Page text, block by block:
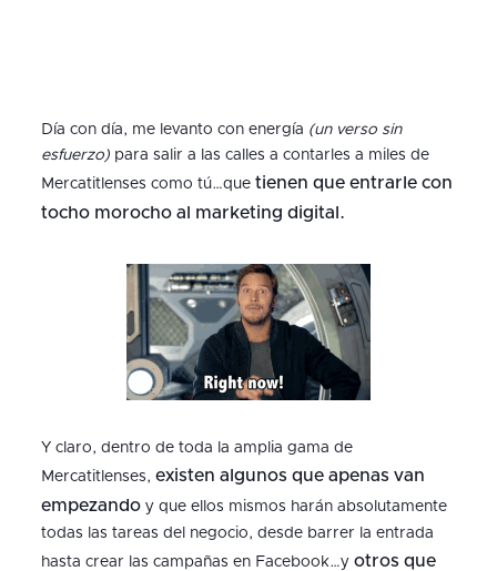
Día con día, me levanto con energía (un verso sin
esfuerzo)para salir a las calles a contarles a miles de
Mercatitlenses como tú…que tienen que entrarle con
tocho morocho al marketing digital.
Y claro, dentro de toda la amplia gama de
Mercatitlenses, existen algunos que apenas van
empezandoy que ellos mismos harán absolutamente
todas las tareas del negocio, desde barrer la entrada
hasta crear las campañas en Facebook…y otros que